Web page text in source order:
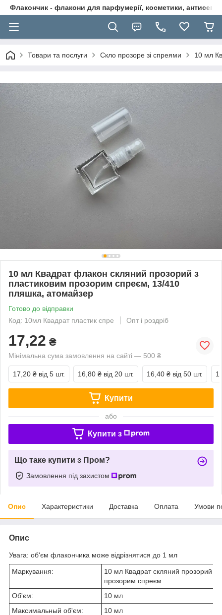
Флакончик - флакони для парфумерії, косметики,
Товари та послуги Скло прозоре зі спреями 10 мл
10 мл Квадрат флакон скляний прозорий з
пластиковим прозорим спреєм, 13/410
пляшка, атомайзер
Готово до відправки
Код: 10мл Квадрат пластик спре
Опт і роздріб
17,22 ₴
Мінімальна сума замовлення на сайті — 500 ₴
17,20 ₴ від 5 шт. 16,80 ₴ від 20 шт. 16,40 ₴ від 50 шт.
Купити
або
Купити з
Що таке купити з Пром?
Замовлення під захистом
Опис Характеристики Доставка Оплата Умови
Опис
Увага: об'єм флакончика може відрізнятися до 1 мл
Маркування:
10 мл Квадрат скляний прозорий з
прозорим спреєм
Об'єм:
10 мл
Максимальный об'єм:
10 мл